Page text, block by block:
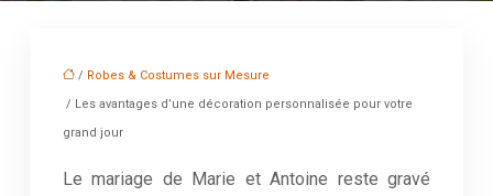
/ Robes & Costumes sur Mesure
/ Les avantages d’une décoration personnalisée pour votre
grand jour
Le mariage de Marie et Antoine reste gravé